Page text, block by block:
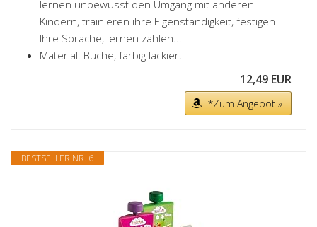
lernen unbewusst den Umgang mit anderen
Kindern, trainieren ihre Eigenständigkeit, festigen
Ihre Sprache, lernen zählen...
Material: Buche, farbig lackiert
12,49 EUR
*Zum Angebot »
BESTSELLER NR. 6